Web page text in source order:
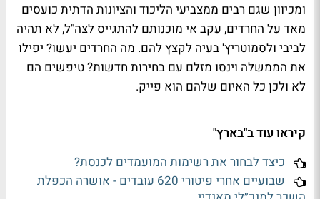
ומכיוון שגם רבים ממצביעי הליכוד והציונות הדתית כועסים
מאד על החרדים, עקב אי מוכנותם להתגייס לצה"ל, לא תהיה
לביבי ולסמוטריץ' בעיה לקצץ להם. מה החרדים יעשו? יפילו
את הממשלה וינסו מזלם עם בחירות חדשות? טיפשים הם
לא ולכן כל האיום שלהם הוא פייק.
קיראו עוד ב"בארץ"
כיצד לבחור את רשימות המועמדים לכנסת?
שבועיים אחרי פיטורי 620 עובדים - אושרה הכפלת